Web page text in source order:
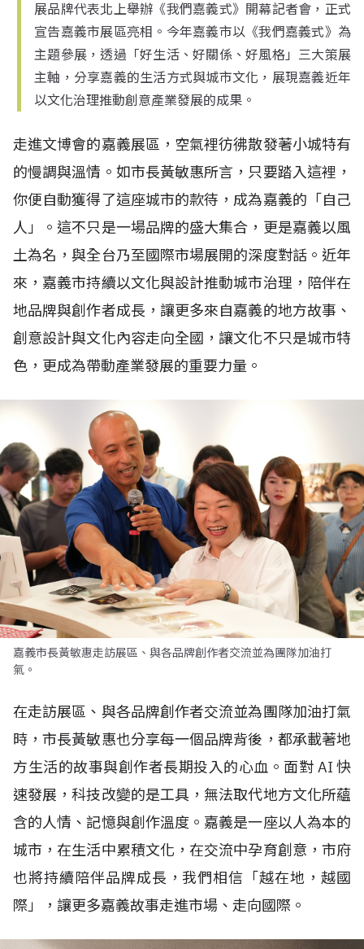
展品牌代表北上舉辦《我們嘉義式》開幕記者會，正式
宣告嘉義市展區亮相。今年嘉義市以《我們嘉義式》為
主題參展，透過「好生活、好關係、好風格」三大策展
主軸，分享嘉義的生活方式與城市文化，展現嘉義近年
以文化治理推動創意產業發展的成果。
走進文博會的嘉義展區，空氣裡彷彿散發著小城特有
的慢調與溫情。如市長黃敏惠所言，只要踏入這裡，
你便自動獲得了這座城市的款待，成為嘉義的「自己
人」。這不只是一場品牌的盛大集合，更是嘉義以風
土為名，與全台乃至國際市場展開的深度對話。近年
來，嘉義市持續以文化與設計推動城市治理，陪伴在
地品牌與創作者成長，讓更多來自嘉義的地方故事、
創意設計與文化內容走向全國，讓文化不只是城市特
色，更成為帶動產業發展的重要力量。
嘉義市長黃敏惠走訪展區、與各品牌創作者交流並為團隊加油打
氣。
在走訪展區、與各品牌創作者交流並為團隊加油打氣
時，市長黃敏惠也分享每一個品牌背後，都承載著地
方生活的故事與創作者長期投入的心血。面對 AI快
速發展，科技改變的是工具，無法取代地方文化所蘊
含的人情、記憶與創作溫度。嘉義是一座以人為本的
城市，在生活中累積文化，在交流中孕育創意，市府
也將持續陪伴品牌成長，我們相信「越在地，越國
際」，讓更多嘉義故事走進市場、走向國際。